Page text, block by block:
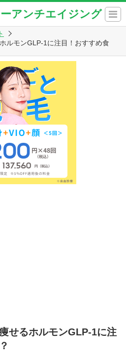
アンチエイジング
ルモンGLP-1に注目！おすすめ食
せるホルモンGLP-1に注